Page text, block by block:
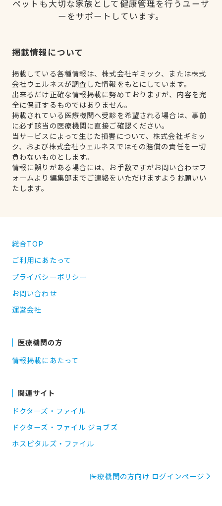
ペットも大切な家族として健康管理を行うユーザ
ーをサポートしています。
掲載情報について
掲載している各種情報は、株式会社ギミック、または株式
会社ウェルネスが調査した情報をもとにしています。
出来るだけ正確な情報掲載に努めておりますが、内容を完
全に保証するものではありません。
掲載されている医療機関へ受診を希望される場合は、事前
に必ず該当の医療機関に直接ご確認ください。
当サービスによって生じた損害について、株式会社ギミッ
ク、および株式会社ウェルネスではその賠償の責任を一切
負わないものとします。
情報に誤りがある場合には、お手数ですがお問い合わせフ
ォームより編集部までご連絡をいただけますようお願いい
たします。
総合TOP
ご利用にあたって
プライバシーポリシー
お問い合わせ
運営会社
医療機関の方
情報掲載にあたって
関連サイト
ドクターズ・ファイル
ドクターズ・ファイル ジョブズ
ホスピタルズ・ファイル
医療機関の方向け ログインページ